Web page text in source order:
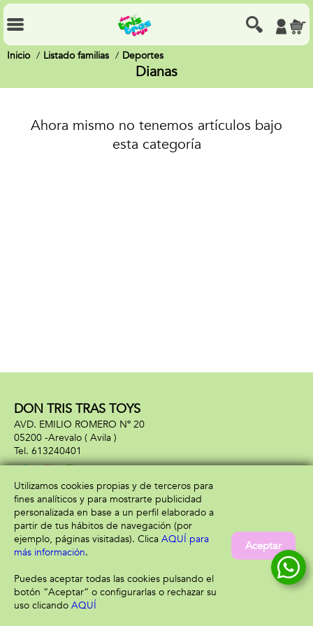
Inicio Listado familias Deportes
Dianas
Ahora mismo no tenemos artículos bajo
esta categoría
Filtrar
DON TRIS TRAS TOYS
AVD. EMILIO ROMERO Nº 20
05200 -Arevalo ( Avila )
613240401
Información
Aviso legal
Política de privacidad
Política de cookies
Atención al cliente
Envío y devolución
Utilizamos cookies propias y de terceros para
fines analíticos y para mostrarte publicidad
personalizada en base a un perfil elaborado a
partir de tus hábitos de navegación (por
ejemplo, páginas visitadas). Clica AQUÍ para
más información.
Puedes aceptar todas las cookies pulsando el
botón “Aceptar” o configurarlas o rechazar su
uso clicando AQUÍ
Aceptar